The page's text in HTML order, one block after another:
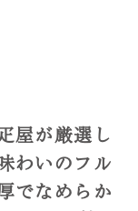
屋が厳選し
わいのフル
でなめらか